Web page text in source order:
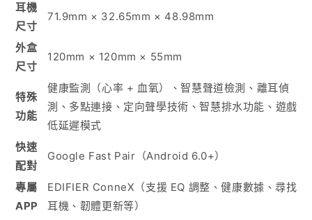
耳機
尺寸
71.9mm × 32.65mm × 48.98mm
外盒
尺寸
120mm × 120mm × 55mm
特殊
功能
健康監測（心率 + 血氧）、智慧聲道檢測、離耳偵
測、多點連接、定向聲學技術、智慧排水功能、遊戲
低延遲模式
快速
配對
Google Fast Pair（Android 6.0+）
專屬
APP
EDIFIER ConneX（支援 EQ 調整、健康數據、尋找
耳機、韌體更新等）